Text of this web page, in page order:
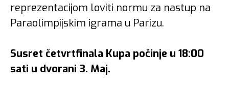
reprezentacijom loviti normu za nastup na
Paraolimpijskim igrama u Parizu.
Susret četvrtfinala Kupa počinje u 18:00
sati u dvorani 3. Maj.